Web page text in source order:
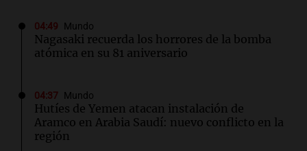
04:49 Mundo
Nagasaki recuerda los horrores de la bomba
atómica en su 81 aniversario
04:37 Mundo
Hutíes de Yemen atacan instalación de
Aramco en Arabia Saudí: nuevo conflicto en la
región